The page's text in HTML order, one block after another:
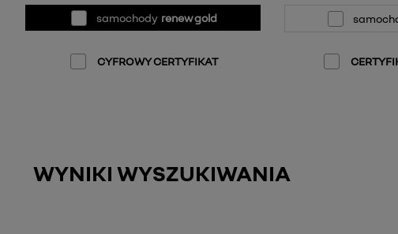
samochody renew gold
CYFROWY CERTYFIKAT
WYNIKI WYSZUKIWANIA